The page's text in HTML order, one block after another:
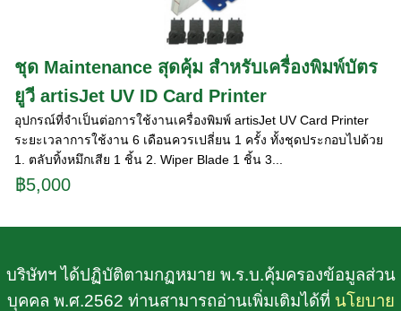
ชุด Maintenance สุดคุ้ม สำหรับเครื่องพิมพ์บัตร
ยูวี artisJet UV ID Card Printer
อุปกรณ์ที่จำเป็นต่อการใช้งานเครื่องพิมพ์ artisJet UV Card Printer
ระยะเวลาการใช้งาน 6 เดือนควรเปลี่ยน 1 ครั้ง ทั้งชุดประกอบไปด้วย
1. ตลับทิ้งหมึกเสีย 1 ชิ้น 2. Wiper Blade 1 ชิ้น 3...
฿5,000
บริษัทฯ ได้ปฏิบัติตามกฏหมาย พ.ร.บ.คุ้มครองข้อมูลส่วน
บุคคล พ.ศ.2562 ท่านสามารถอ่านเพิ่มเติมได้ที่ นโยบาย